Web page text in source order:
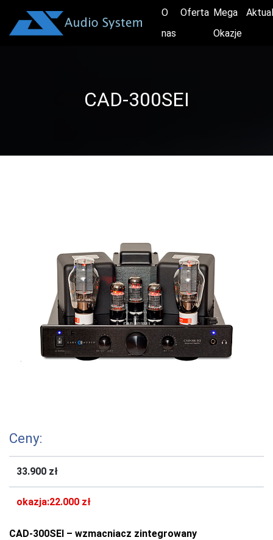
O
nas
Oferta Mega
Okazje
CAD-300SEI
Ceny:
33.900 zł
okazja:22.000 zł
CAD-300SEI – wzmacniacz zintegrowany